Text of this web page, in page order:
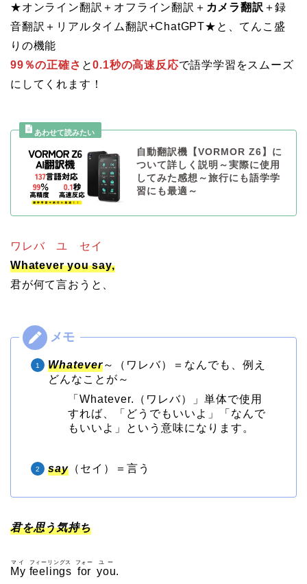
★オンライン翻訳＋オフライン翻訳＋ カメラ翻訳 ＋録
音翻訳＋リアルタイム翻訳+ChatGPT★と、てんこ盛
りの機能
99％の正確さ と0.1秒の高速反応で語学学習をスムーズ
にしてくれます！
自動翻訳機【VORMOR Z6】に
ついて詳しく説明～実際に使用
してみた感想～旅行にも語学学
習にも最適～
ワレバ ユ セイ
Whatever you say,
君が何て言おうと、
Whatever～（ワレバ）＝なんでも、例え
どんなことが～
「Whatever.（ワレバ）」単体で使用
すれば、「どうでもいいよ」「なんで
もいいよ」という意味になります。
say （セイ）＝言う
君を思う気持ち
My
マイ
feelings
フィーリングス
for
フォー
you
ユー
.